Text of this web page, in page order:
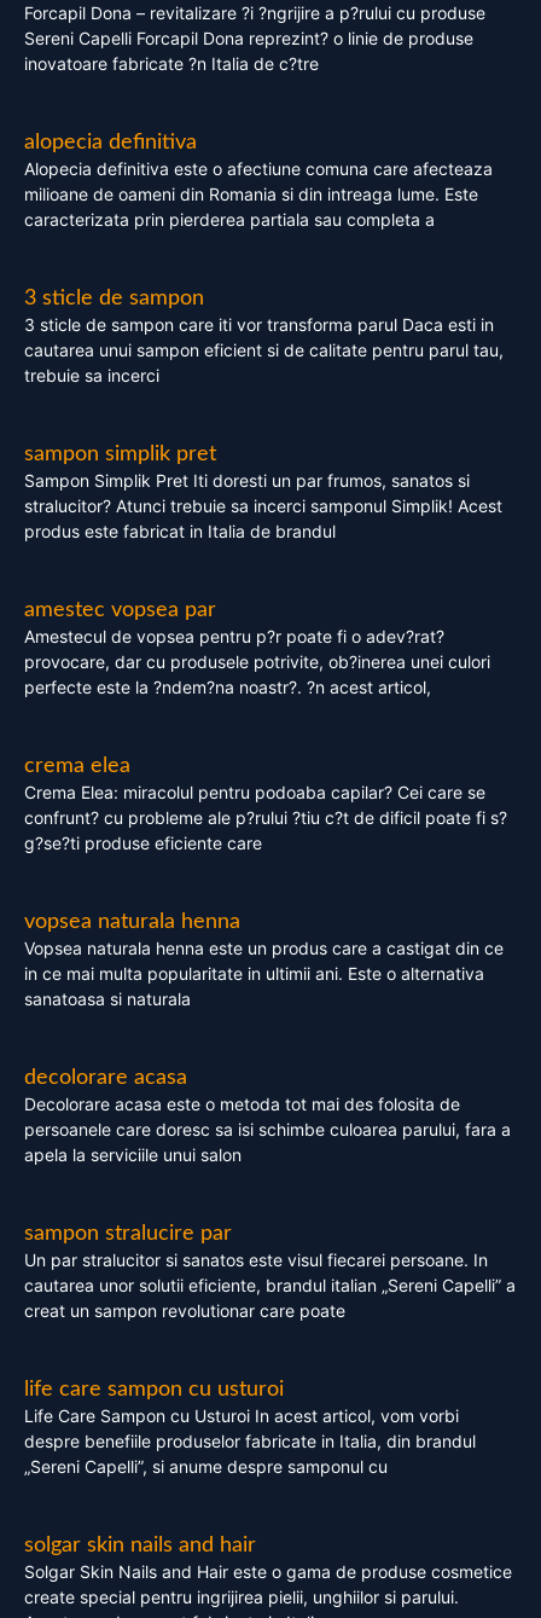
Forcapil Dona – revitalizare ?i ?ngrijire a p?rului cu produse
Sereni Capelli Forcapil Dona reprezint? o linie de produse
inovatoare fabricate ?n Italia de c?tre
alopecia definitiva
Alopecia definitiva este o afectiune comuna care afecteaza
milioane de oameni din Romania si din intreaga lume. Este
caracterizata prin pierderea partiala sau completa a
3 sticle de sampon
3 sticle de sampon care iti vor transforma parul Daca esti in
cautarea unui sampon eficient si de calitate pentru parul tau,
trebuie sa incerci
sampon simplik pret
Sampon Simplik Pret Iti doresti un par frumos, sanatos si
stralucitor? Atunci trebuie sa incerci samponul Simplik! Acest
produs este fabricat in Italia de brandul
amestec vopsea par
Amestecul de vopsea pentru p?r poate fi o adev?rat?
provocare, dar cu produsele potrivite, ob?inerea unei culori
perfecte este la ?ndem?na noastr?. ?n acest articol,
crema elea
Crema Elea: miracolul pentru podoaba capilar? Cei care se
confrunt? cu probleme ale p?rului ?tiu c?t de dificil poate fi s?
g?se?ti produse eficiente care
vopsea naturala henna
Vopsea naturala henna este un produs care a castigat din ce
in ce mai multa popularitate in ultimii ani. Este o alternativa
sanatoasa si naturala
decolorare acasa
Decolorare acasa este o metoda tot mai des folosita de
persoanele care doresc sa isi schimbe culoarea parului, fara a
apela la serviciile unui salon
sampon stralucire par
Un par stralucitor si sanatos este visul fiecarei persoane. In
cautarea unor solutii eficiente, brandul italian „Sereni Capelli” a
creat un sampon revolutionar care poate
life care sampon cu usturoi
Life Care Sampon cu Usturoi In acest articol, vom vorbi
despre benefiile produselor fabricate in Italia, din brandul
„Sereni Capelli”, si anume despre samponul cu
solgar skin nails and hair
Solgar Skin Nails and Hair este o gama de produse cosmetice
create special pentru ingrijirea pielii, unghiilor si parului.